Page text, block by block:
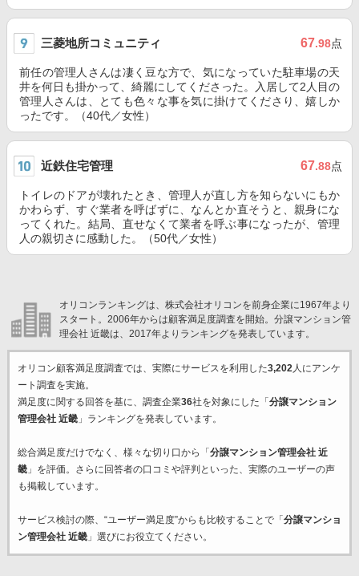
三菱地所コミュニティ 67.98点
前任の管理人さんは凄く豆な方で、気になっていた駐車場の天
井を何日も掛かって、綺麗にしてくださった。入居して2人目の
管理人さんは、とても色々な事を気に掛けてくださり、嬉しか
ったです。（40代／女性）
近鉄住宅管理 67.88点
トイレのドアが壊れたとき、管理人が直し方を知らないにもか
かわらず、すぐ業者を呼ばずに、なんとか直そうと、親身にな
ってくれた。結局、直せなくて業者を呼ぶ事になったが、管理
人の親切さに感動した。（50代／女性）
オリコンランキングは、株式会社オリコンを前身企業に1967年より
スタート。2006年からは顧客満足度調査を開始。分譲マンション管
理会社 近畿は、2017年よりランキングを発表しています。
オリコン顧客満足度調査では、実際にサービスを利用した3,202人にアンケ
ート調査を実施。
満足度に関する回答を基に、調査企業36社を対象にした「 分譲マンション
管理会社 近畿」ランキングを発表しています。
総合満足度だけでなく、様々な切り口から「 分譲マンション管理会社 近
畿」を評価。さらに回答者の口コミや評判といった、実際のユーザーの声
も掲載しています。
サービス検討の際、“ユーザー満足度”からも比較することで「 分譲マンショ
ン管理会社 近畿」選びにお役立てください。